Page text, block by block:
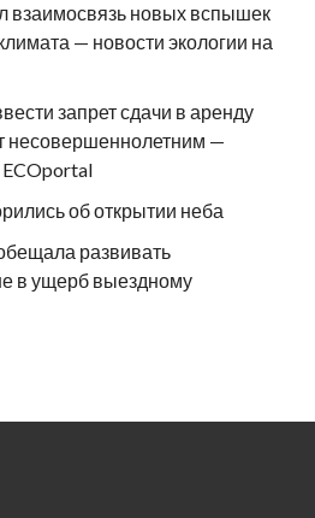
взаимосвязь новых вспышек
— новости экологии на
запрет сдачи в аренду
несовершеннолетним —
ECOportal
об открытии неба
развивать
в ущерб выездному